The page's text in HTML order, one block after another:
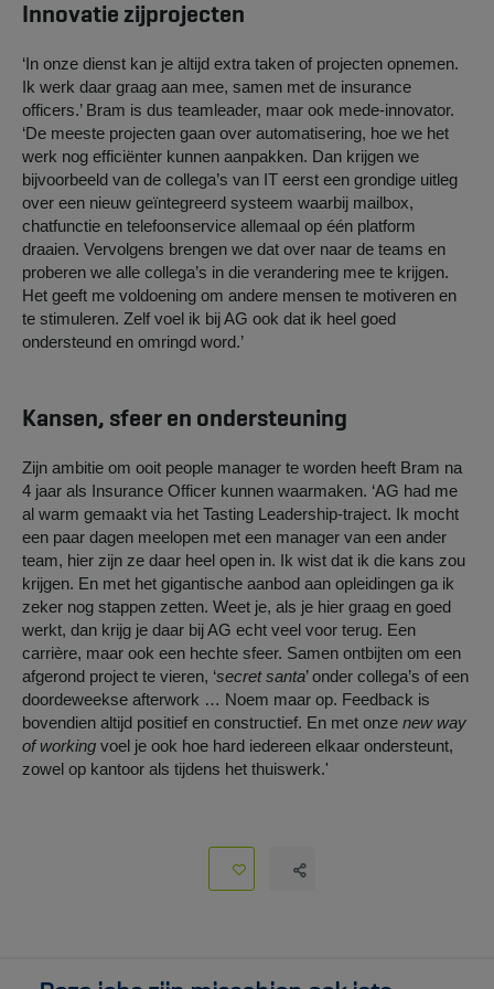
Innovatie zijprojecten
‘In onze dienst kan je altijd extra taken of projecten opnemen.
Ik werk daar graag aan mee, samen met de insurance
officers.’ Bram is dus teamleader, maar ook mede-innovator.
‘De meeste projecten gaan over automatisering, hoe we het
werk nog efficiënter kunnen aanpakken. Dan krijgen we
bijvoorbeeld van de collega’s van IT eerst een grondige uitleg
over een nieuw geïntegreerd systeem waarbij mailbox,
chatfunctie en telefoonservice allemaal op één platform
draaien. Vervolgens brengen we dat over naar de teams en
proberen we alle collega’s in die verandering mee te krijgen.
Het geeft me voldoening om andere mensen te motiveren en
te stimuleren. Zelf voel ik bij AG ook dat ik heel goed
ondersteund en omringd word.’
Kansen, sfeer en ondersteuning
Zijn ambitie om ooit people manager te worden heeft Bram na
4 jaar als Insurance Officer kunnen waarmaken. ‘AG had me
al warm gemaakt via het Tasting Leadership-traject. Ik mocht
een paar dagen meelopen met een manager van een ander
team, hier zijn ze daar heel open in. Ik wist dat ik die kans zou
krijgen. En met het gigantische aanbod aan opleidingen ga ik
zeker nog stappen zetten. Weet je, als je hier graag en goed
werkt, dan krijg je daar bij AG echt veel voor terug. Een
carrière, maar ook een hechte sfeer. Samen ontbijten om een
afgerond project te vieren, ‘secret santa’ onder collega’s of een
doordeweekse afterwork … Noem maar op. Feedback is
bovendien altijd positief en constructief. En met onze new way
of working voel je ook hoe hard iedereen elkaar ondersteunt,
zowel op kantoor als tijdens het thuiswerk.'